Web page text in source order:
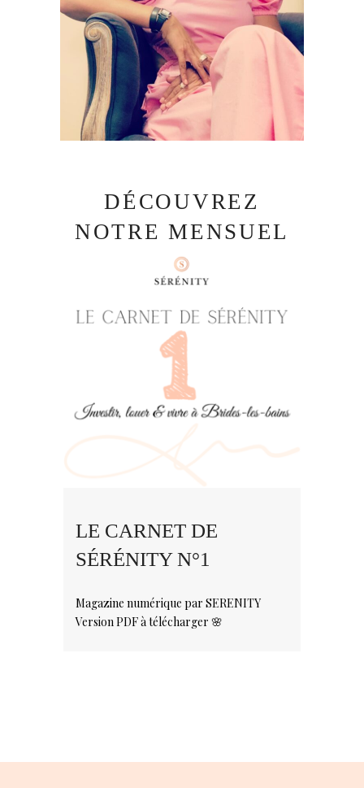
DÉCOUVREZ
NOTRE MENSUEL
LE CARNET DE
SÉRÉNITY N°1
Magazine numérique par SERENITY
Version PDF à télécharger 🌸